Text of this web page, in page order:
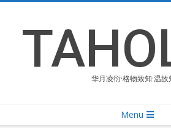
content
华月凌衍·格物致知·温
Navigation
Menu